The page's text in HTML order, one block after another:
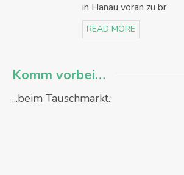
in Hanau voran zu br
READ MORE
Komm vorbei…
...beim Tauschmarkt.: